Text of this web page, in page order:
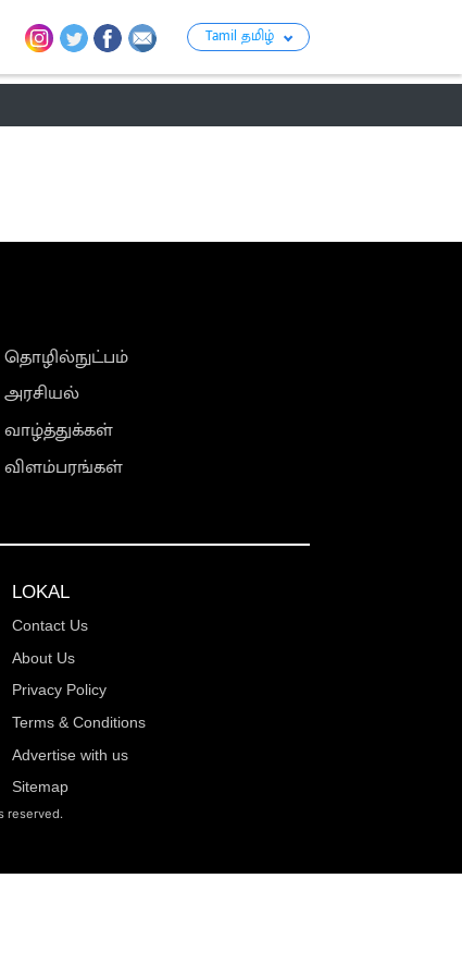
Tamil தமிழ்
தொழில்நுட்பம்
அரசியல்
வாழ்த்துக்கள்
விளம்பரங்கள்
LOKAL
Contact Us
About Us
Privacy Policy
Terms & Conditions
Advertise with us
Sitemap
reserved.